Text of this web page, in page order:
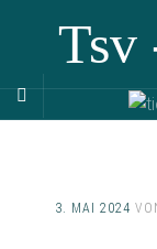
Tsv
3. MAI 2024